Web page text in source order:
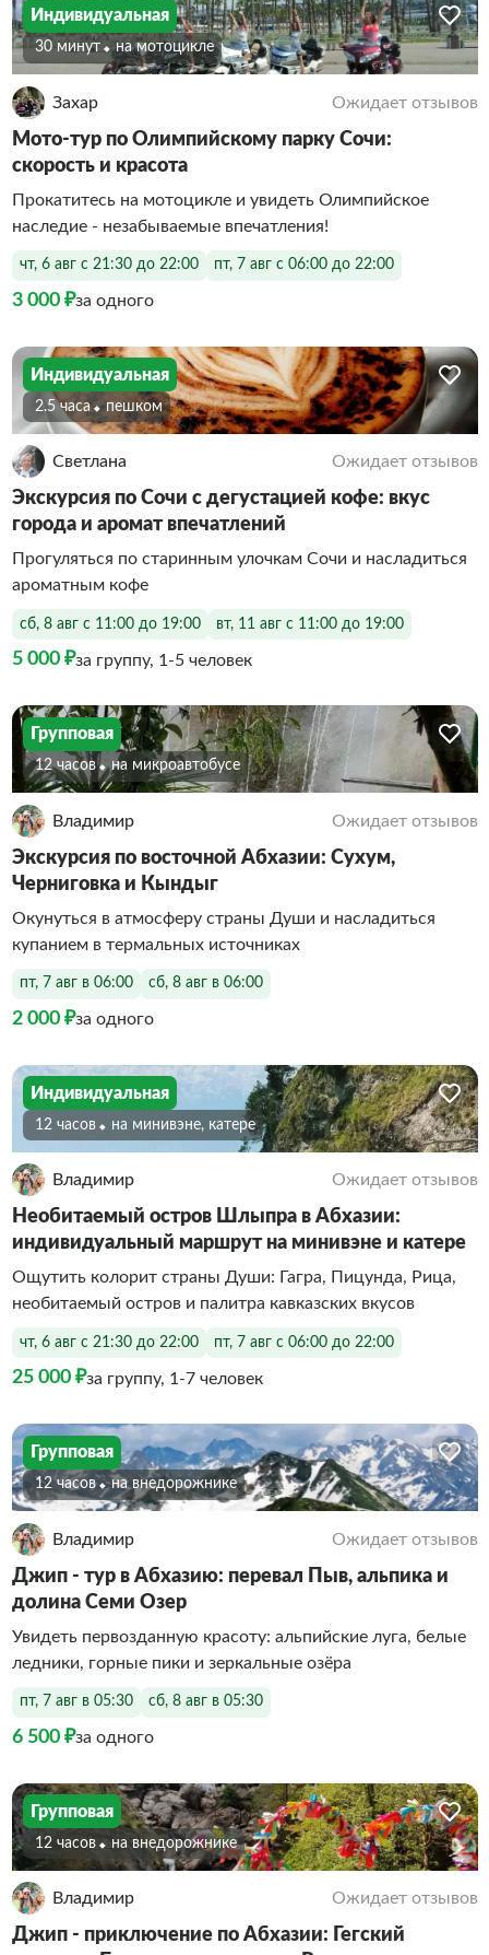
Индивидуальная
30 минут На мотоцикле
Захар Ожидает отзывов
Мото-тур по Олимпийскому парку Сочи:
скорость и красота
Прокатитесь на мотоцикле и увидеть Олимпийское
наследие - незабываемые впечатления!
чт, 6 авг с 21:30 до 22:00 пт, 7 авг с 06:00 до 22:00
3 000 ₽за одного
Индивидуальная
2.5 часа Пешком
Светлана Ожидает отзывов
Экскурсия по Сочи с дегустацией кофе: вкус
города и аромат впечатлений
Прогуляться по старинным улочкам Сочи и насладиться
ароматным кофе
сб, 8 авг с 11:00 до 19:00 вт, 11 авг с 11:00 до 19:00
5 000 ₽за группу, 1-5 человек
Групповая
12 часов На микроавтобусе
Владимир Ожидает отзывов
Экскурсия по восточной Абхазии: Сухум,
Черниговка и Кындыг
Окунуться в атмосферу страны Души и насладиться
купанием в термальных источниках
пт, 7 авг в 06:00 сб, 8 авг в 06:00
2 000 ₽за одного
Индивидуальная
12 часов На минивэне, катере
Владимир Ожидает отзывов
Необитаемый остров Шлыпра в Абхазии:
индивидуальный маршрут на минивэне и катере
Ощутить колорит страны Души: Гагра, Пицунда, Рица,
необитаемый остров и палитра кавказских вкусов
чт, 6 авг с 21:30 до 22:00 пт, 7 авг с 06:00 до 22:00
25 000 ₽за группу, 1-7 человек
Групповая
12 часов На внедорожнике
Владимир Ожидает отзывов
Джип - тур в Абхазию: перевал Пыв, альпика и
долина Семи Озер
Увидеть первозданную красоту: альпийские луга, белые
ледники, горные пики и зеркальные озёра
пт, 7 авг в 05:30 сб, 8 авг в 05:30
6 500 ₽за одного
Групповая
12 часов На внедорожнике
Владимир Ожидает отзывов
Джип - приключение по Абхазии: Гегский